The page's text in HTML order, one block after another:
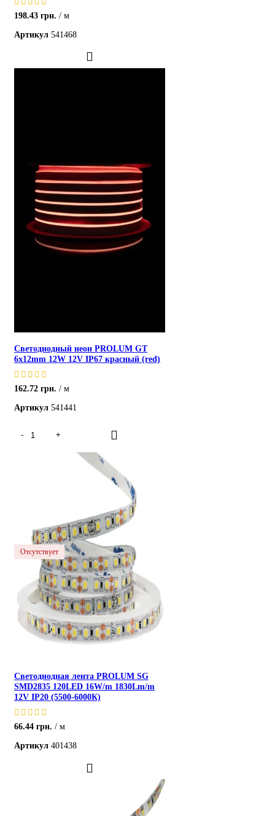
198.43 грн.
м
Артикул 541468
Светодиодный неон PROLUM GT
6x12mm 12W 12V IP67 красный (red)
162.72 грн.
м
Артикул 541441
Светодиодная лента PROLUM SG
SMD2835 120LED 16W/m 1830Lm/m
12V IP20 (5500-6000К)
66.44 грн.
м
Артикул 401438
Отсутствует